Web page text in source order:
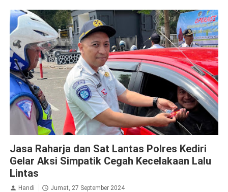
Jasa Raharja dan Sat Lantas Polres Kediri
Gelar Aksi Simpatik Cegah Kecelakaan Lalu
Lintas
Handi Jumat, 27 September 2024